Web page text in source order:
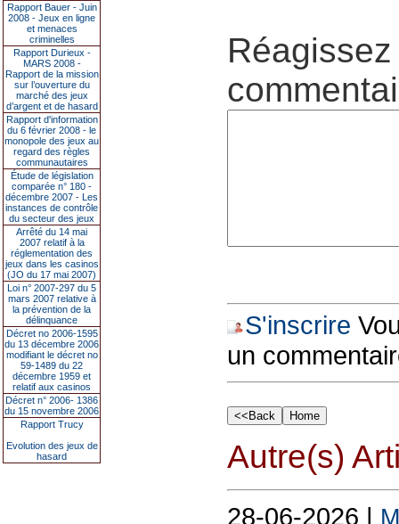
Rapport Bauer - Juin
2008 - Jeux en ligne
et menaces
criminelles
Rapport Durieux -
MARS 2008 -
Rapport de la mission
sur l’ouverture du
marché des jeux
d’argent et de hasard
Rapport d'information
du 6 février 2008 - le
monopole des jeux au
regard des règles
communautaires
Étude de législation
comparée n° 180 -
décembre 2007 - Les
instances de contrôle
du secteur des jeux
Arrêté du 14 mai
2007 relatif à la
réglementation des
jeux dans les casinos
(JO du 17 mai 2007)
Loi n° 2007-297 du 5
mars 2007 relative à
la prévention de la
délinquance
Décret no 2006-1595
du 13 décembre 2006
modifiant le décret no
59-1489 du 22
décembre 1959 et
relatif aux casinos
Décret n° 2006- 1386
du 15 novembre 2006
Rapport Trucy
Evolution des jeux de
hasard
S'inscrire
un
Autre(s)
28-06-2026 |